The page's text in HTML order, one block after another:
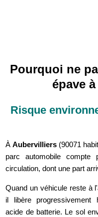
Pourquoi ne
épave
Risque
ÀAubervilliers (90071
parc automobile compte
circulation, dont une part
Quand un véhicule reste à
il libère progressivement
acide de batterie. Le sol